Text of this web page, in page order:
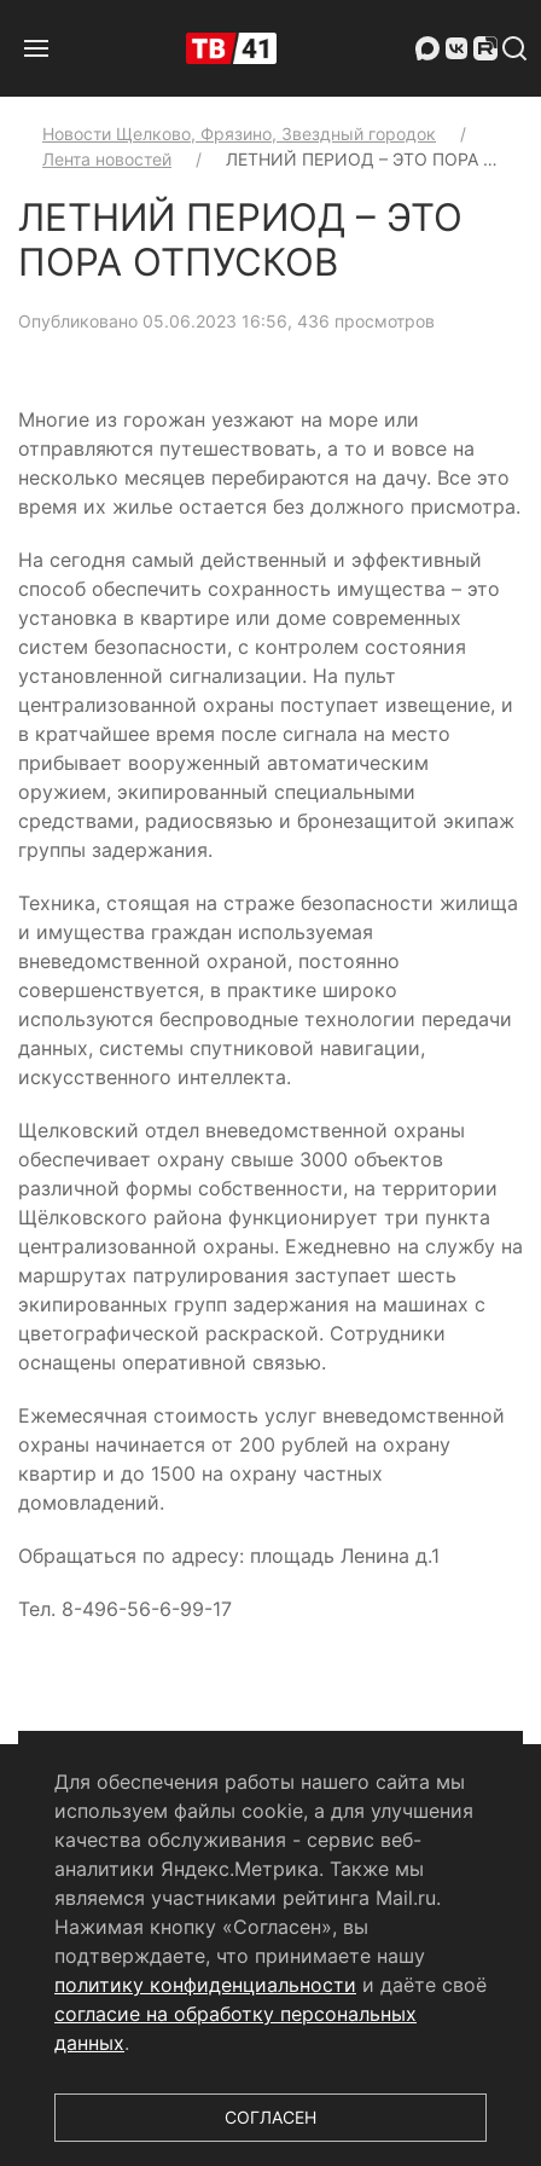
Новости Щелково, Фрязино, Звездный городок
Лента новостей
ЛЕТНИЙ ПЕРИОД – ЭТО ПОРА …
ЛЕТНИЙ ПЕРИОД – ЭТО
ПОРА ОТПУСКОВ
Опубликовано 05.06.2023 16:56, 436 просмотров
Многие из горожан уезжают на море или
отправляются путешествовать, а то и вовсе на
несколько месяцев перебираются на дачу. Все это
время их жилье остается без должного присмотра.
На сегодня самый действенный и эффективный
способ обеспечить сохранность имущества – это
установка в квартире или доме современных
систем безопасности, с контролем состояния
установленной сигнализации. На пульт
централизованной охраны поступает извещение, и
в кратчайшее время после сигнала на место
прибывает вооруженный автоматическим
оружием, экипированный специальными
средствами, радиосвязью и бронезащитой экипаж
группы задержания.
Техника, стоящая на страже безопасности жилища
и имущества граждан используемая
вневедомственной охраной, постоянно
совершенствуется, в практике широко
используются беспроводные технологии передачи
данных, системы спутниковой навигации,
искусственного интеллекта.
Щелковский отдел вневедомственной охраны
обеспечивает охрану свыше 3000 объектов
различной формы собственности, на территории
Щёлковского района функционирует три пункта
централизованной охраны. Ежедневно на службу на
маршрутах патрулирования заступает шесть
экипированных групп задержания на машинах с
цветографической раскраской. Сотрудники
оснащены оперативной связью.
Ежемесячная стоимость услуг вневедомственной
охраны начинается от 200 рублей на охрану
квартир и до 1500 на охрану частных
домовладений.
Обращаться по адресу: площадь Ленина д.1
Тел. 8-496-56-6-99-17
Политика конфиденциальности
Согласие на обработку персональных данных
RSS-лента
© 2004 - 2026 Сетевое издание Щёлковское ТВ.
Свидетельство о регистрации СМИ
ЭЛ № ФС 77 - 79754 от 07.12.2020 г.
технологий и массовых коммуникаций (РОСКОМНАДЗОР).
Для обеспечения работы нашего сайта мы
используем файлы cookie, а для улучшения
качества обслуживания - сервис веб-
аналитики Яндекс.Метрика. Также мы
являемся участниками рейтинга Mail.ru.
Нажимая кнопку «Согласен», вы
подтверждаете, что принимаете нашу
политику конфиденциальности и даёте своё
согласие на обработку персональных
данных.
СОГЛАСЕН